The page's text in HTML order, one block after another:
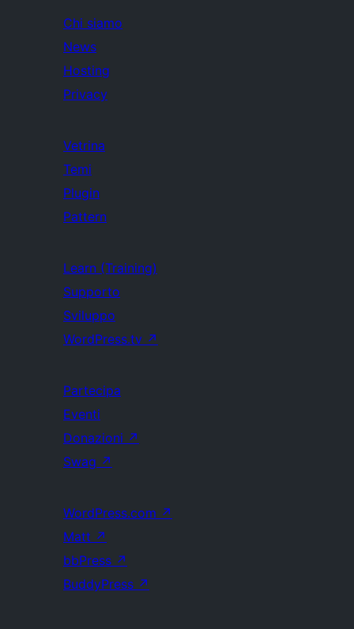
Chi siamo
News
Hosting
Privacy
Vetrina
Temi
Plugin
Pattern
Learn (Training)
Supporto
Sviluppo
WordPress.tv ↗
Partecipa
Eventi
Donazioni ↗
Swag ↗
WordPress.com ↗
Matt ↗
bbPress ↗
BuddyPress ↗